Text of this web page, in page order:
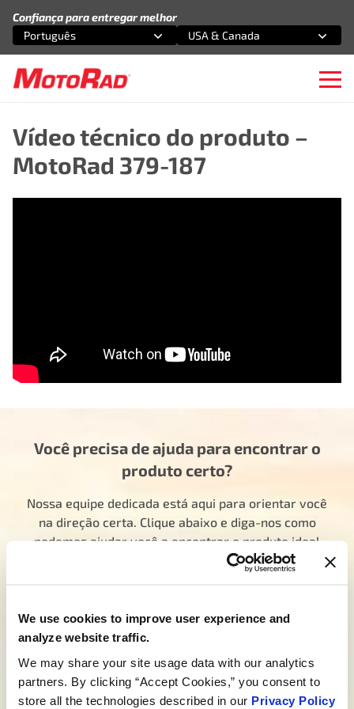
We use cookies to improve user experience and
analyze website traffic.
We may share your site usage data with our analytics
partners. By clicking “Accept Cookies,” you consent to
store all the technologies described in our Privacy Policy
Confiança para entregar melhor
Selecione uma opção
Português
Selecione uma opção
USA & Canada
Vídeo técnico do produto –
MotoRad 379-187
Você precisa de ajuda para encontrar o
produto certo?
Nossa equipe dedicada está aqui para orientar você
na direção certa. Clique abaixo e diga-nos como
podemos ajudar você a encontrar o produto ideal
para a sua necessidade. Sua jornada para
Fale com um especialista da MotoRad
Você está procurando desenvolvimento
personalizado?
Não se trata apenas de produtos; trata-se de criar